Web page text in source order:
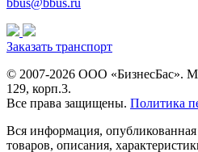
Заказать транспорт
© 2007-2026 ООО «БизнесБас».
129, корп.3.
Все права защищены. Политика
Вся информация,
товаров, описания,